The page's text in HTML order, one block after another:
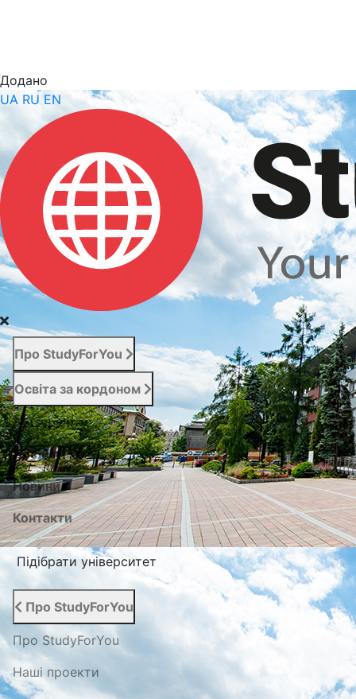
Додано
UA RU EN
Про StudyForYou
Освіта за кордоном
Абітурієнту
Послуги
Новини
Контакти
Підібрати університет
Про StudyForYou
Про StudyForYou
Наші проекти